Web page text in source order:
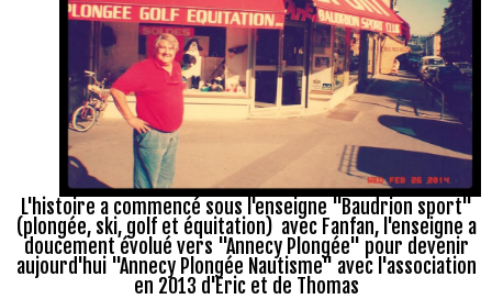
L'histoire a commencé sous l'enseigne "Baudrion sport"
(plongée, ski, golf et équitation) avec Fanfan, l'enseigne a
doucement évolué vers "Annecy Plongée" pour devenir
aujourd'hui "Annecy Plongée Nautisme" avec l'association
en 2013 d'Eric et de Thomas